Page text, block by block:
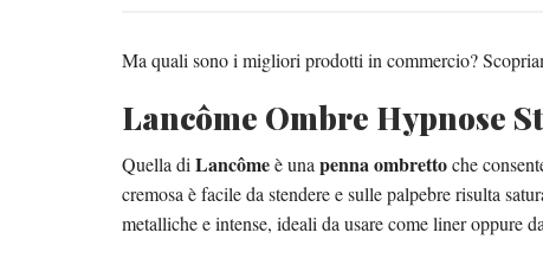
Ma quali sono i migliori prodotti in commercio?
Lancôme Ombre Hypnose
Quella di Lancômeè una penna ombrettoche
cremosa è facile da stendere e sulle palpebre risulta
metalliche e intense, ideali da usare come liner oppure